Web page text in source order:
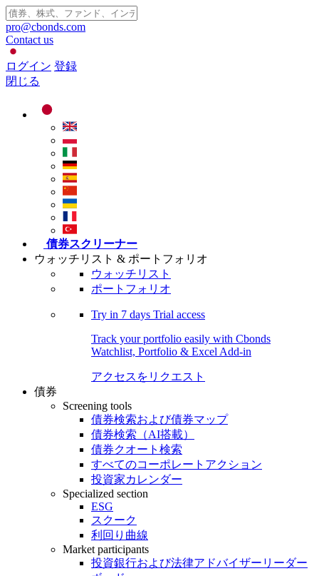
pro@cbonds.com
Contact us
ログイン 登録
閉じる
債券スクリーナー
ウォッチリスト & ポートフォリオ
ウォッチリスト
ポートフォリオ
Try in 7 days Trial access
Track your portfolio easily with Cbonds
Watchlist, Portfolio & Excel Add-in
アクセスをリクエスト
債券
Screening tools
債券検索および債券マップ
債券検索（AI搭載）
債券クオート検索
すべてのコーポレートアクション
投資家カレンダー
Specialized section
ESG
スクーク
利回り曲線
Market participants
投資銀行および法律アドバイザーリーダー